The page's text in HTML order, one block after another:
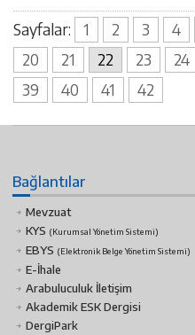
Sayfalar: 1 2 3 4
20
21 22 23 24
39
40 41 42
Bağlantılar
Mevzuat
KYS (Kurumsal Yönetim Sistemi)
EBYS (Elektronik Belge Yönetim Sistemi)
E-İhale
Arabuluculuk İletişim
Akademik ESK Dergisi
DergiPark